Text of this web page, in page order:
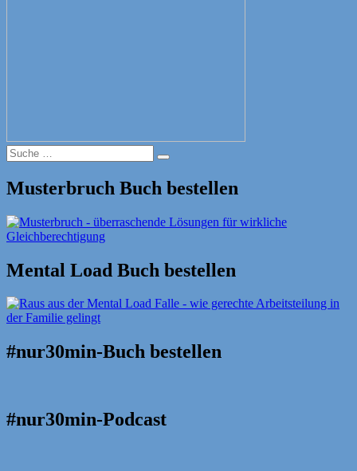
Suche
nach:
Suche
Musterbruch Buch bestellen
Mental Load Buch bestellen
#nur30min-Buch bestellen
#nur30min-Podcast